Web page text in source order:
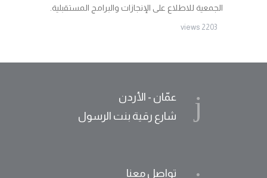
الجمعية للاطلاع على الإنجازات والبرامج المستقبلية.
2203 views
عمّان - الأردن
شارع رقية بنت الرسول
تواصل معنا